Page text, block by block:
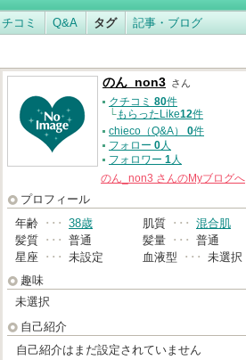
コミ Q&A タグ 記事・ブログ
のん_non3 さん
クチコミ 80件
└もらったLike12件
chieco（Q&A） 0件
フォロー 0人
フォロワー 1人
のん_non3 さんのMyブログへ
プロフィール
年齢 ･･･ 38歳 肌質 ･･･ 混合肌
髪質 ･･･ 普通 髪量 ･･･ 普通
星座 ･･･ 未設定 血液型 ･･･ 未選択
趣味
未選択
自己紹介
自己紹介はまだ設定されていません